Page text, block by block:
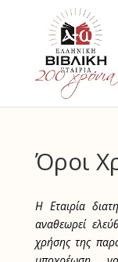
Όροι
Η Εταιρία
αναθεωρεί
χρήσης της